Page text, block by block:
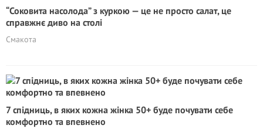
“Соковита насолода” з куркою — це не просто салат, це
справжнє диво на столі
Смакота
7 спідниць, в яких кожна жінка 50+ буде почувати себе
комфортно та впевнено